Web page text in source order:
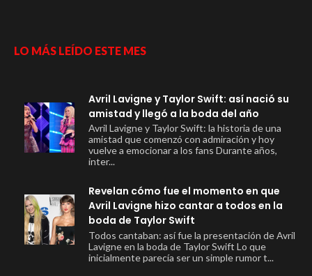
LO MÁS LEÍDO ESTE MES
Avril Lavigne y Taylor Swift: así nació su
amistad y llegó a la boda del año
Avril Lavigne y Taylor Swift: la historia de una
amistad que comenzó con admiración y hoy
vuelve a emocionar a los fans Durante años,
inter...
Revelan cómo fue el momento en que
Avril Lavigne hizo cantar a todos en la
boda de Taylor Swift
Todos cantaban: así fue la presentación de Avril
Lavigne en la boda de Taylor Swift Lo que
inicialmente parecía ser un simple rumor t...